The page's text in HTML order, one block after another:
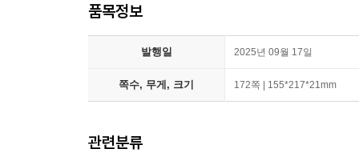
품목정보
발행일 2025년 09월 17일
쪽수, 무게, 크기 172쪽 | 155*217*21mm
관련분류